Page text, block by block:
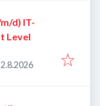
d) IT-
Level
Veröffentlicht
2.8.2026